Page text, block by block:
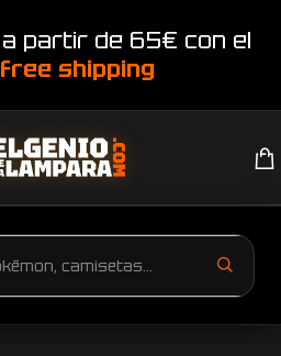
a partir de 65€ con el
free shipping